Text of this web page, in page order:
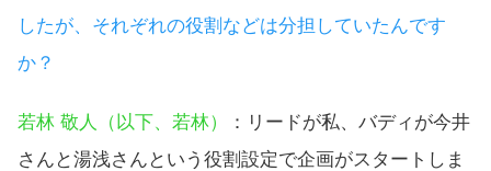
したが、それぞれの役割などは分担していたんです
か？
若林 敬人（以下、若林）
：リードが私、バディが今井
さんと湯浅さんという役割設定で企画がスタートしま